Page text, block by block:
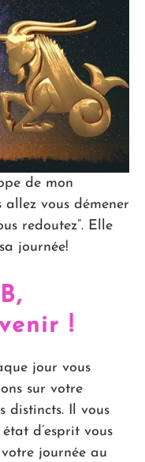
de mon
allez vous démener
redoutez”. Elle
journée!
!
jour vous
sur votre
distincts. Il vous
d’esprit vous
journée au